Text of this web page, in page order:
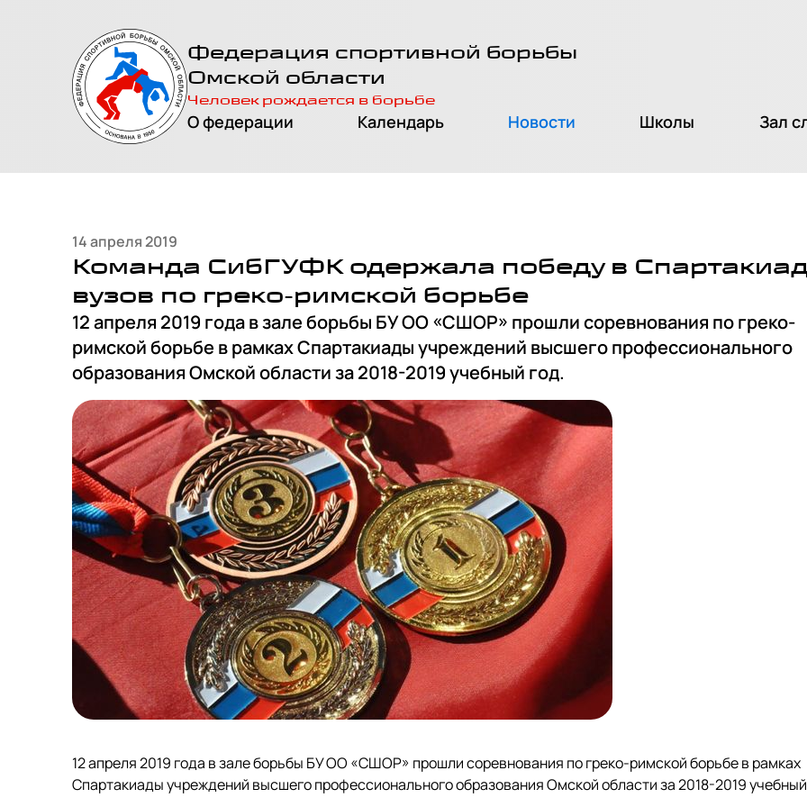
На главную
страницу
Федерация спортивной борьбы
Омской области
Человек рождается в борьбе
О федерации Календарь Новости Школы Зал
14 апреля 2019
Команда СибГУФК одержала победу в
вузов по греко-римской борьбе
12 апреля 2019 года в зале борьбы БУ ОО «СШОР» прошли соревнования по греко-
римской борьбе в рамках Спартакиады учреждений высшего профессионального
образования Омской области за 2018-2019 учебный год.
12 апреля 2019 года в зале борьбы БУ ОО «СШОР» прошли соревнования по греко-римской борьбе в рамках
Спартакиады учреждений высшего профессионального образования Омской области за 2018-2019